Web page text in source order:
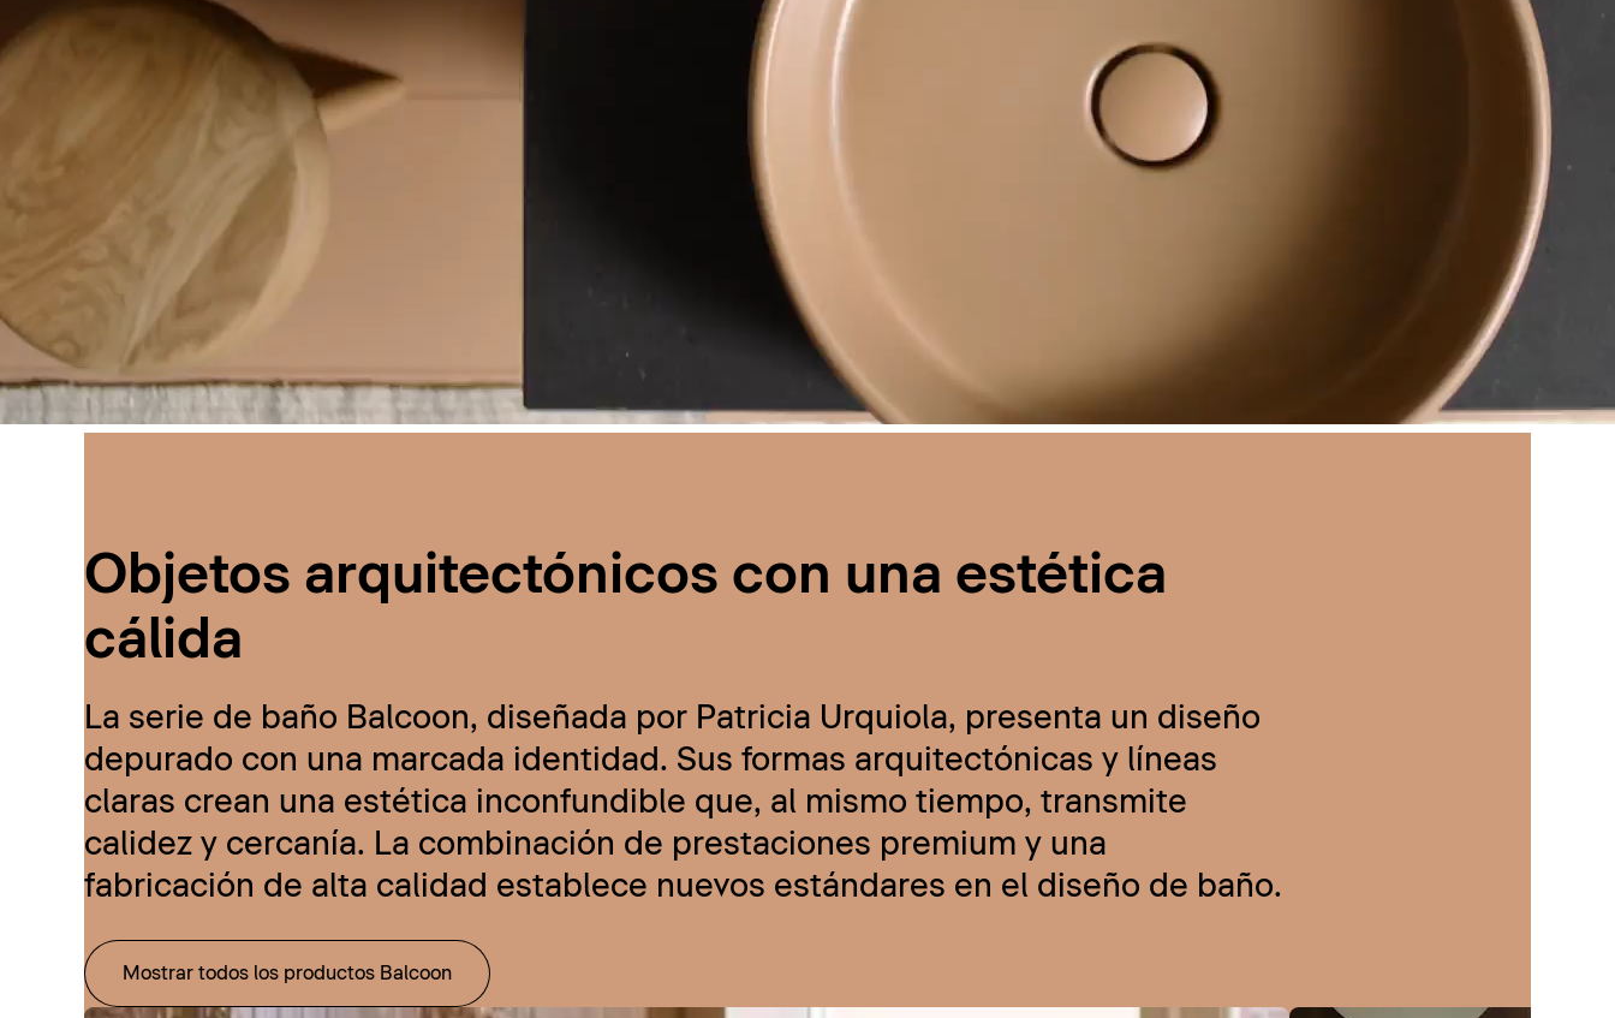
Objetos arquitectónicos con una estética
cálida
La serie de baño Balcoon, diseñada por Patricia Urquiola, presenta un diseño
depurado con una marcada identidad. Sus formas arquitectónicas y líneas
claras crean una estética inconfundible que, al mismo tiempo, transmite
calidez y cercanía. La combinación de prestaciones premium y una
fabricación de alta calidad establece nuevos estándares en el diseño de baño.
Mostrar todos los productos Balcoon